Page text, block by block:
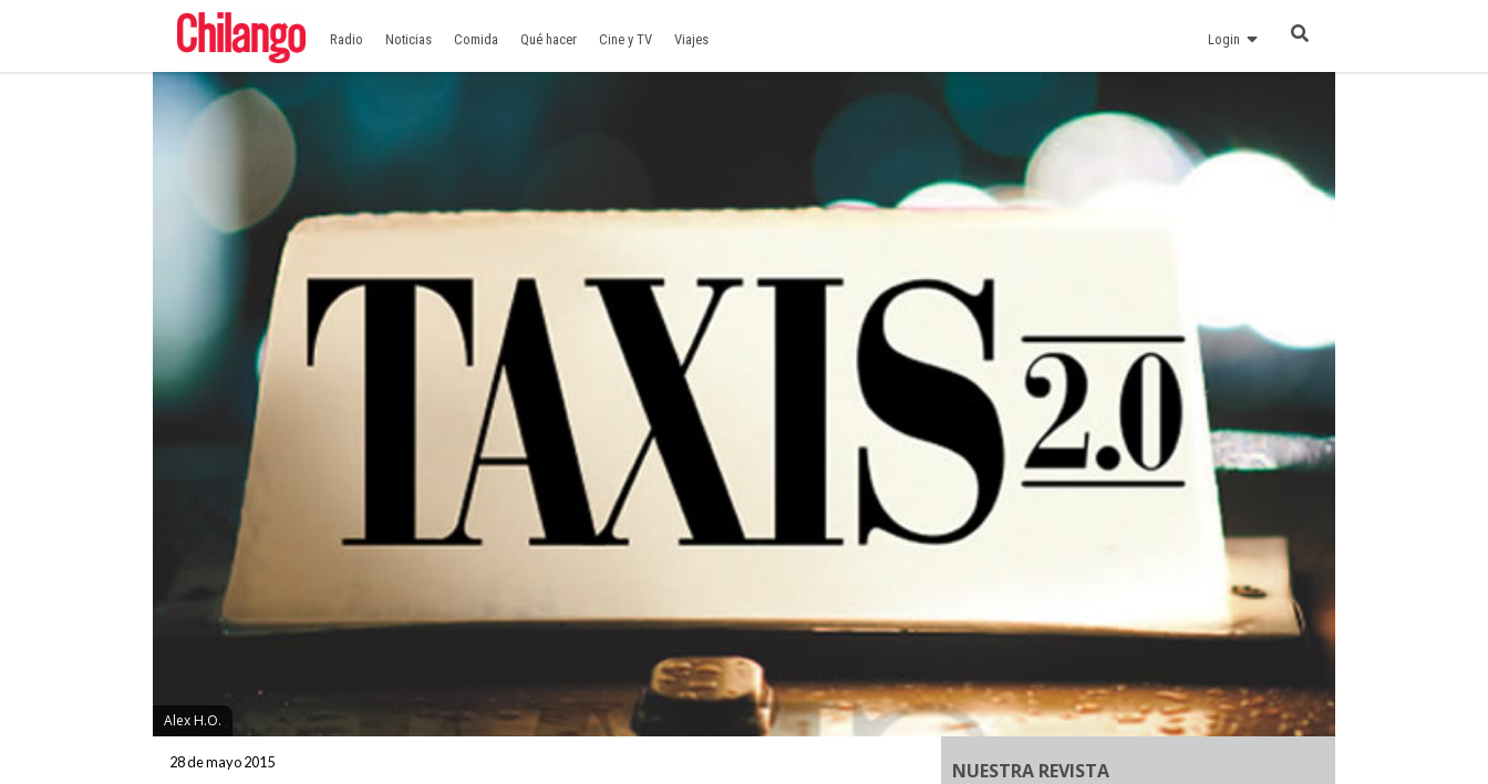
Radio Noticias Comida Qué hacer Cine y TV Viajes Login
Alex H.O.
28 de mayo 2015 NUESTRA REVISTA